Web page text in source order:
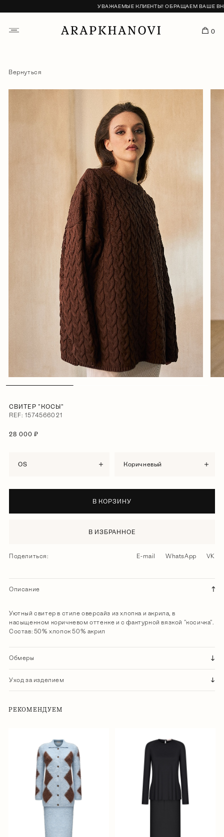
УВАЖАЕМЫЕ КЛИЕНТЫ! ОБРАЩАЕМ ВАШЕ
0
Вернуться
СВИТЕР "КОСЫ"
REF: 1574566021
28 000 ₽
OS коричневый
В КОРЗИНУ
В ИЗБРАННОЕ
Поделиться: E-mail WhatsApp VK
Описание
Уютный свитер в стиле оверсайз из хлопка и акрила, в
насыщенном коричневом оттенке и с фактурной вязкой "косичка".
Состав: 50% хлопок 50% акрил
Обмеры
Уход за изделием
РЕКОМЕНДУЕМ